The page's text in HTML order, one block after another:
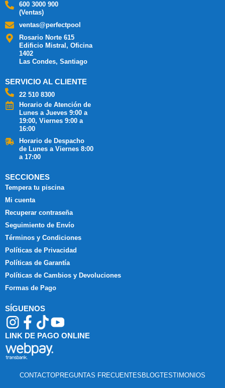
600 3000 900
(Ventas)
ventas@perfectpool
Rosario Norte 615
Edificio Mistral, Oficina
1402
Las Condes, Santiago
SERVICIO AL CLIENTE
22 510 8300
Horario de Atención de
Lunes a Jueves 9:00 a
19:00, Viernes 9:00 a
16:00
Horario de Despacho
de Lunes a Viernes 8:00
a 17:00
SECCIONES
Tempera tu piscina
Mi cuenta
Recuperar contraseña
Seguimiento de Envío
Términos y Condiciones
Políticas de Privacidad
Políticas de Garantía
Políticas de Cambios y Devoluciones
Formas de Pago
SÍGUENOS
LINK DE PAGO ONLINE
CONTACTOPREGUNTAS FRECUENTES BLOGTESTIMONIOS